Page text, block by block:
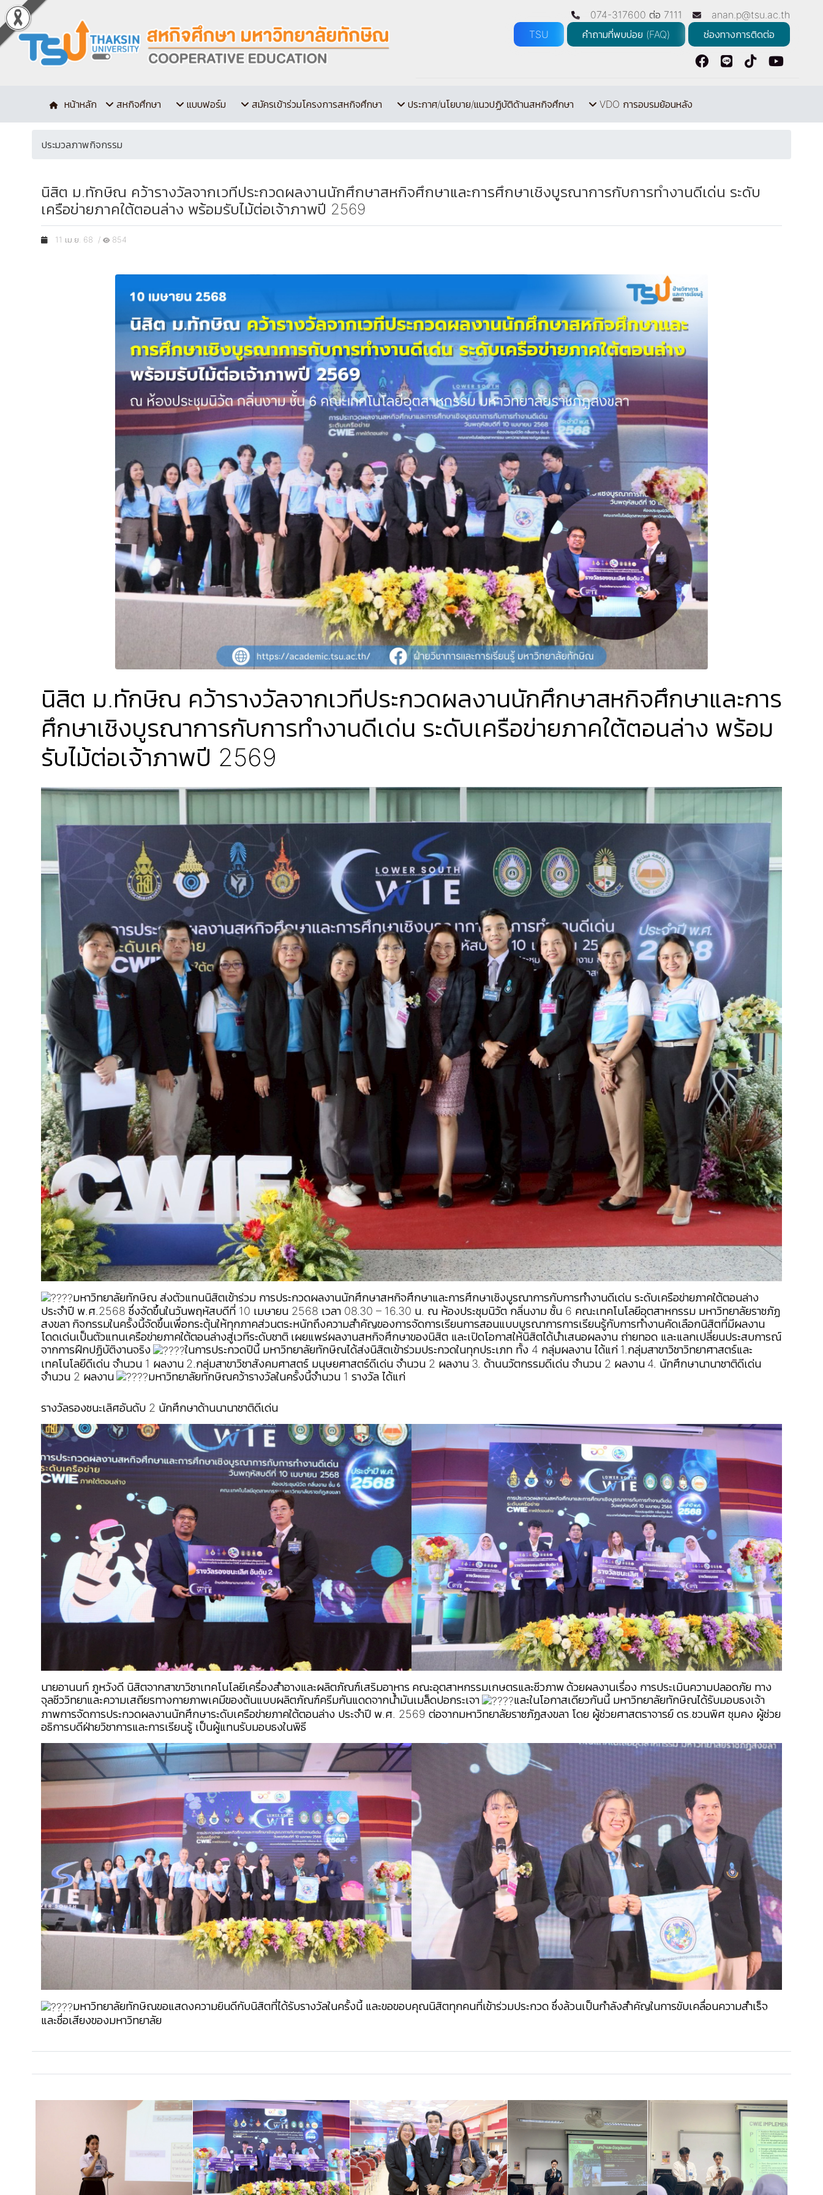
074-317600 ต่อ 7111
anan.p@tsu.ac.th
TSU
คำถามที่พบบ่อย (FAQ) ช่องทางการติดต่อ
หน้าหลัก สหกิจศึกษา แบบฟอร์ม สมัครเข้าร่วมโครงการสหกิจศึกษา ประกาศ/นโยบาย/แนวปฏิบัติด้านสหกิจศึกษา VDO การอบรมย้อนหลัง
ประมวลภาพกิจกรรม
นิสิต ม.ทักษิณ คว้ารางวัลจากเวทีประกวดผลงานนักศึกษาสหกิจศึกษาและการศึกษาเชิงบูรณาการกับการทำงานดีเด่น ระดับ
เครือข่ายภาคใต้ตอนล่าง พร้อมรับไม้ต่อเจ้าภาพปี 2569
11 เม.ย. 68 / 854
นิสิต ม.ทักษิณ คว้ารางวัลจากเวทีประกวดผลงานนักศึกษาสหกิจศึกษาและการ
ศึกษาเชิงบูรณาการกับการทำงานดีเด่น ระดับเครือข่ายภาคใต้ตอนล่าง พร้อม
รับไม้ต่อเจ้าภาพปี 2569
มหาวิทยาลัยทักษิณ ส่งตัวแทนนิสิตเข้าร่วม การประกวดผลงานนักศึกษาสหกิจศึกษาและการศึกษาเชิงบูรณาการกับการทำงานดีเด่น ระดับเครือข่ายภาคใต้ตอนล่าง
ประจำปี พ.ศ.2568 ซึ่งจัดขึ้นในวันพฤหัสบดีที่ 10 เมษายน 2568 เวลา 08.30 – 16.30 น. ณ ห้องประชุมนิวัต กลิ่นงาม ชั้น 6 คณะเทคโนโลยีอุตสาหกรรม มหาวิทยาลัยราชภัฏ
สงขลา กิจกรรมในครั้งนี้จัดขึ้นเพื่อกระตุ้นให้ทุกภาคส่วนตระหนักถึงความสำคัญของการจัดการเรียนการสอนแบบบูรณาการการเรียนรู้กับการทำงานคัดเลือกนิสิตที่มีผลงาน
โดดเด่นเป็นตัวแทนเครือข่ายภาคใต้ตอนล่างสู่เวทีระดับชาติ เผยแพร่ผลงานสหกิจศึกษาของนิสิต และเปิดโอกาสให้นิสิตได้นำเสนอผลงาน ถ่ายทอด และแลกเปลี่ยนประสบการณ์
จากการฝึกปฏิบัติงานจริง
ในการประกวดปีนี้ มหาวิทยาลัยทักษิณได้ส่งนิสิตเข้าร่วมประกวดในทุกประเภท ทั้ง 4 กลุ่มผลงาน ได้แก่ 1.กลุ่มสาขาวิชาวิทยาศาสตร์และ
เทคโนโลยีดีเด่น จำนวน 1 ผลงาน 2.กลุ่มสาขาวิชาสังคมศาสตร์ มนุษยศาสตร์ดีเด่น จำนวน 2 ผลงาน 3. ด้านนวัตกรรมดีเด่น จำนวน 2 ผลงาน 4. นักศึกษานานาชาติดีเด่น
จำนวน 2 ผลงาน
มหาวิทยาลัยทักษิณคว้ารางวัลในครั้งนี้จำนวน 1 รางวัล ได้แก่
รางวัลรองชนะเลิศอันดับ 2 นักศึกษาด้านนานาชาติดีเด่น
นายอานนท์ ภูหวังดี นิสิตจากสาขาวิชาเทคโนโลยีเครื่องสำอางและผลิตภัณฑ์เสริมอาหาร คณะอุตสาหกรรมเกษตรและชีวภาพด้วยผลงานเรื่อง การประเมินความปลอดภัย ทาง
จุลชีววิทยาและความเสถียรทางกายภาพเคมีของต้นแบบผลิตภัณฑ์ครีมกันแดดจากน้ำมันเมล็ดปอกระเจา
และในโอกาสเดียวกันนี้ มหาวิทยาลัยทักษิณได้รับมอบธงเจ้า
ภาพการจัดการประกวดผลงานนักศึกษาระดับเครือข่ายภาคใต้ตอนล่าง ประจำปี พ.ศ. 2569 ต่อจากมหาวิทยาลัยราชภัฏสงขลา โดย ผู้ช่วยศาสตราจารย์ ดร.ชวนพิศ ชุมคง ผู้ช่วย
อธิการบดีฝ่ายวิชาการและการเรียนรู้ เป็นผู้แทนรับมอบธงในพิธี
มหาวิทยาลัยทักษิณขอแสดงความยินดีกับนิสิตที่ได้รับรางวัลในครั้งนี้ และขอขอบคุณนิสิตทุกคนที่เข้าร่วมประกวด ซึ่งล้วนเป็นกำลังสำคัญในการขับเคลื่อนความสำเร็จ
และชื่อเสียงของมหาวิทยาลัย